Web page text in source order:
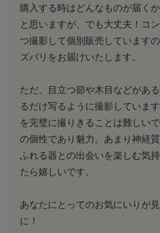
購入する時はどんなものが届く
と思いますが、でも大丈夫！コ
つ撮影して個別販売しています
ズバリをお届けいたします。
ただ、目立つ節や木目などがあ
るだけ写るように撮影していま
を完璧に撮りきることは難しい
の個性であり魅力。あまり神経
ふれる器との出会いを楽しむ気
たら嬉しいです。
あなたにとってのお気にいりが
に！